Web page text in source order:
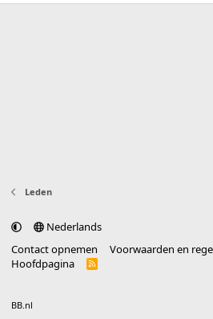
Leden
Nederlands
Contact opnemen
Voorwaarden en
Hoofdpagina
R
BB.nl